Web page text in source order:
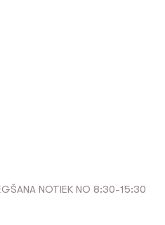
NOTIEK NO 8:30-15:30